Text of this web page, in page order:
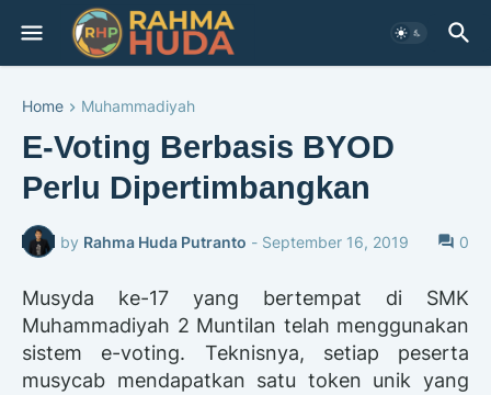
Home Muhammadiyah
E-Voting Berbasis BYOD
Perlu Dipertimbangkan
by Rahma Huda Putranto - September 16, 2019 0
Musyda ke-17 yang bertempat di SMK
Muhammadiyah 2 Muntilan telah menggunakan
sistem e-voting. Teknisnya, setiap peserta
musycab mendapatkan satu token unik yang